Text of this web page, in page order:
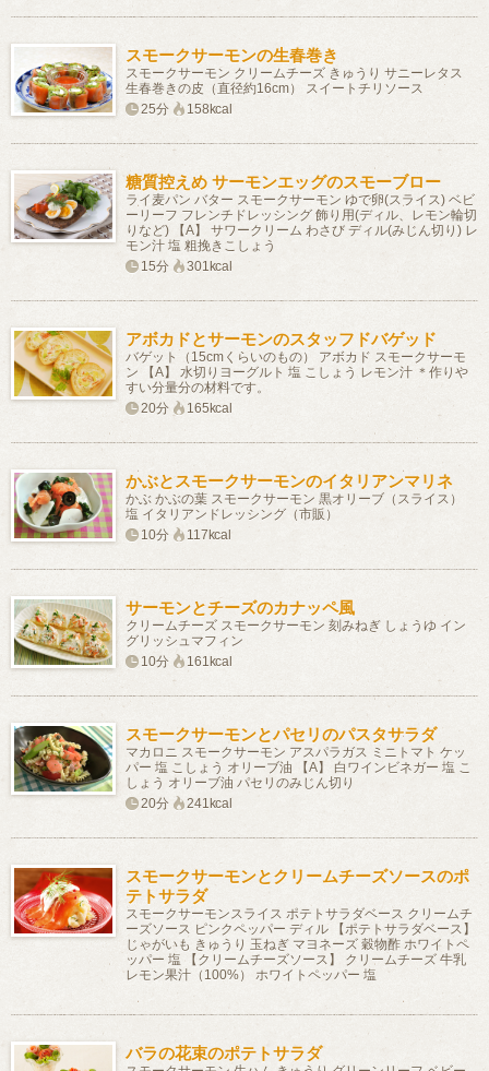
スモークサーモンの生春巻き
スモークサーモン クリームチーズ きゅうり サニーレタス
生春巻きの皮（直径約16cm） スイートチリソース
25分
158kcal
糖質控えめ サーモンエッグのスモーブロー
ライ麦パン バター スモークサーモン ゆで卵(スライス) ベビ
ーリーフ フレンチドレッシング 飾り用(ディル、レモン輪切
りなど) 【A】 サワークリーム わさび ディル(みじん切り) レ
モン汁 塩 粗挽きこしょう
15分
301kcal
アボカドとサーモンのスタッフドバゲッド
バゲット（15cmくらいのもの） アボカド スモークサーモ
ン 【A】 水切りヨーグルト 塩 こしょう レモン汁 ＊作りや
すい分量分の材料です。
20分
165kcal
かぶとスモークサーモンのイタリアンマリネ
かぶ かぶの葉 スモークサーモン 黒オリーブ（スライス）
塩 イタリアンドレッシング（市販）
10分
117kcal
サーモンとチーズのカナッペ風
クリームチーズ スモークサーモン 刻みねぎ しょうゆ イン
グリッシュマフィン
10分
161kcal
スモークサーモンとパセリのパスタサラダ
マカロニ スモークサーモン アスパラガス ミニトマト ケッ
パー 塩 こしょう オリーブ油 【A】 白ワインビネガー 塩 こ
しょう オリーブ油 パセリのみじん切り
20分
241kcal
スモークサーモンとクリームチーズソースのポ
テトサラダ
スモークサーモンスライス ポテトサラダベース クリームチ
ーズソース ピンクペッパー ディル 【ポテトサラダベース】
じゃがいも きゅうり 玉ねぎ マヨネーズ 穀物酢 ホワイトペ
ッパー 塩 【クリームチーズソース】 クリームチーズ 牛乳
レモン果汁（100%） ホワイトペッパー 塩
バラの花束のポテトサラダ